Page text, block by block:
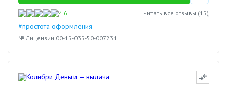
4.6 Читать все отзывы (15)
#простота оформления
№ Лицензии 00-15-035-50-007231